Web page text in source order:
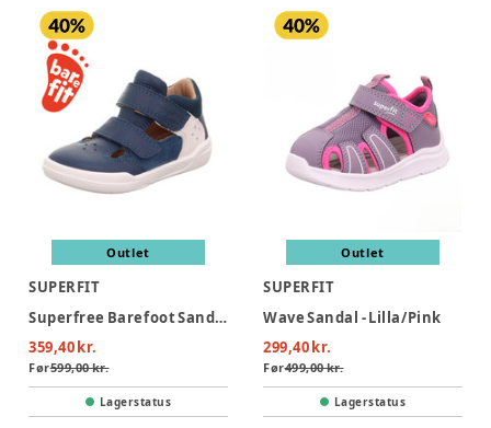
Outlet
SUPERFIT
Superfree Barefoot Sandaler - Blå/Hvid
359,40 kr.
Før599,00 kr.
Lagerstatus
Outlet
SUPERFIT
Wave Sandal - Lilla/Pink
299,40 kr.
Før499,00 kr.
Lagerstatus